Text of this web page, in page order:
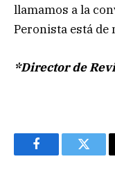
llamamos a la
Peronista está de
*Director de
Facebook